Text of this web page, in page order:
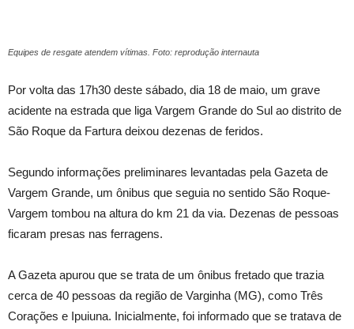
Equipes de resgate atendem vítimas. Foto: reprodução internauta
Por volta das 17h30 deste sábado, dia 18 de maio, um grave
acidente na estrada que liga Vargem Grande do Sul ao distrito de
São Roque da Fartura deixou dezenas de feridos.
Segundo informações preliminares levantadas pela Gazeta de
Vargem Grande, um ônibus que seguia no sentido São Roque-
Vargem tombou na altura do km 21 da via. Dezenas de pessoas
ficaram presas nas ferragens.
A Gazeta apurou que se trata de um ônibus fretado que trazia
cerca de 40 pessoas da região de Varginha (MG), como Três
Corações e Ipuiuna. Inicialmente, foi informado que se tratava de